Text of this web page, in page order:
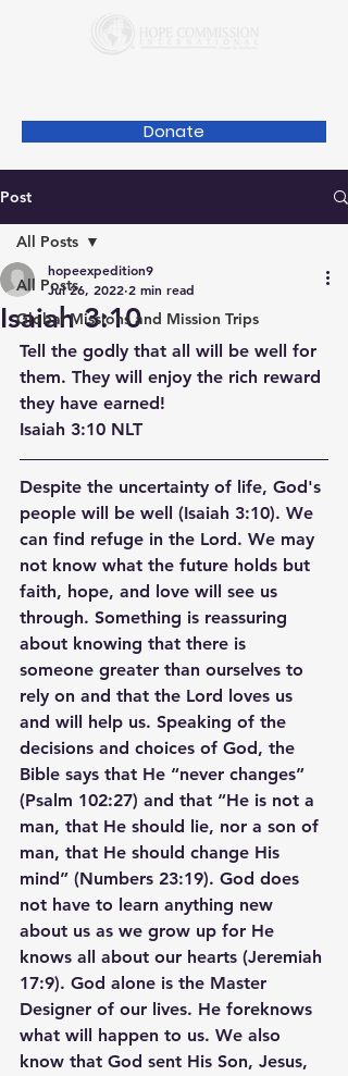
Donate
Post
All Posts
Global Missions and Mission Trips
All Posts
Isaiah 3:10
hopeexpedition9
Jul 26, 2022 2 min read
Tell the godly that all will be well for
them. They will enjoy the rich reward
they have earned!
Isaiah 3:10 NLT
Despite the uncertainty of life, God's
people will be well (Isaiah 3:10). We
can find refuge in the Lord. We may
not know what the future holds but
faith, hope, and love will see us
through. Something is reassuring
about knowing that there is
someone greater than ourselves to
rely on and that the Lord loves us
and will help us. Speaking of the
decisions and choices of God, the
Bible says that He “never changes”
(Psalm 102:27) and that “He is not a
man, that He should lie, nor a son of
man, that He should change His
mind” (Numbers 23:19). God does
not have to learn anything new
about us as we grow up for He
knows all about our hearts (Jeremiah
17:9). God alone is the Master
Designer of our lives. He foreknows
what will happen to us. We also
know that God sent His Son, Jesus,